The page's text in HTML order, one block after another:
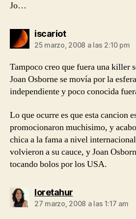
Jo…
iscariotdice:
25 marzo, 2008 a las 2:10 pm
Tampoco creo que fuera una killer
Joan Osborne se movía por la
independiente y poco conocida
Lo que ocurre es que esta cancion
promocionaron muchisimo, y
chica a la fama a nivel
volvieron a su cauce, y Joan
tocando bolos por los USA.
loretahurdice:
27 marzo, 2008 a las 1:17 am